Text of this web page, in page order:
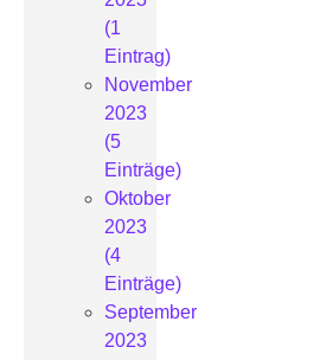
(1
Eintrag)
November
2023
(5
Einträge)
Oktober
2023
(4
Einträge)
September
2023